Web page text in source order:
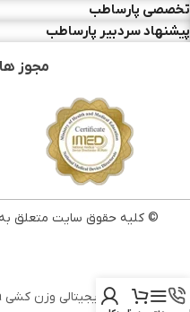
تخصصی پارساطب
پیشنهاد سردبیر پارساطب
مجوز
© کلیه حقوق سایت متعلق به
ترازو دیجیتالی وزن کشی dpa هشت ضلعی